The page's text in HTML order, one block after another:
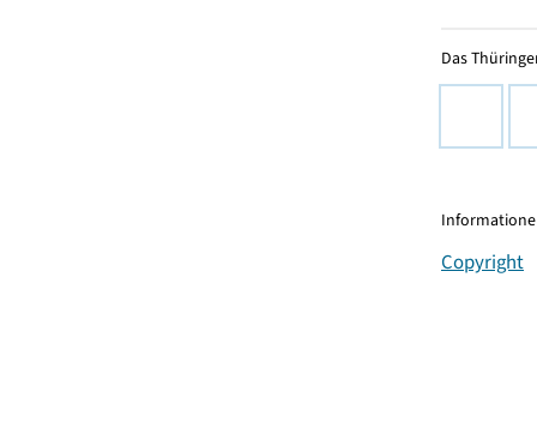
Das
Copyright